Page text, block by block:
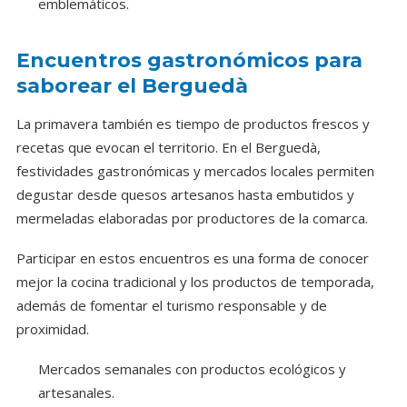
emblemáticos.
Encuentros gastronómicos para
saborear el Berguedà
La primavera también es tiempo de productos frescos y
recetas que evocan el territorio. En el Berguedà,
festividades gastronómicas y mercados locales permiten
degustar desde quesos artesanos hasta embutidos y
mermeladas elaboradas por productores de la comarca.
Participar en estos encuentros es una forma de conocer
mejor la cocina tradicional y los productos de temporada,
además de fomentar el turismo responsable y de
proximidad.
Mercados semanales con productos ecológicos y
artesanales.